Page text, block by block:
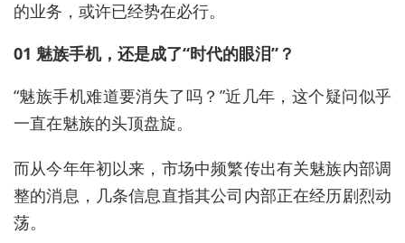
的业务，或许已经势在必行。
01 魅族手机，还是成了“时代的眼泪”？
“魅族手机难道要消失了吗？”近几年，这个疑问似乎
一直在魅族的头顶盘旋。
而从今年年初以来，市场中频繁传出有关魅族内部调
整的消息，几条信息直指其公司内部正在经历剧烈动
荡。